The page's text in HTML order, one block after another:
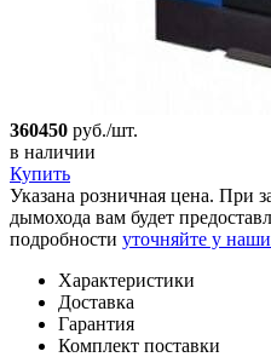
360450 руб./шт.
в наличии
Купить
Указана розничная цена. При
дымохода вам будет
подробности уточняйте у
Характеристики
Доставка
Гарантия
Комплект поставки